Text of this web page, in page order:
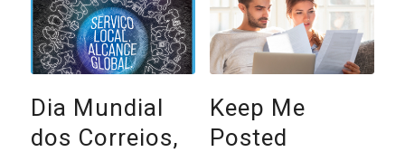
Dia Mundial
dos Correios,
Keep Me
Posted